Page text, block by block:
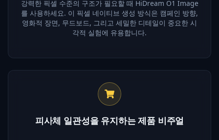
강력한 픽셀 수준의 구조가 필요할 때 HiDream O1 Image
를 사용하세요. 이 픽셀 네이티브 생성 방식은 캠페인 방향,
영화적 장면, 무드보드, 그리고 세밀한 디테일이 중요한 시
각적 실험에 유용합니다.
피사체 일관성을 유지하는 제품 비주얼